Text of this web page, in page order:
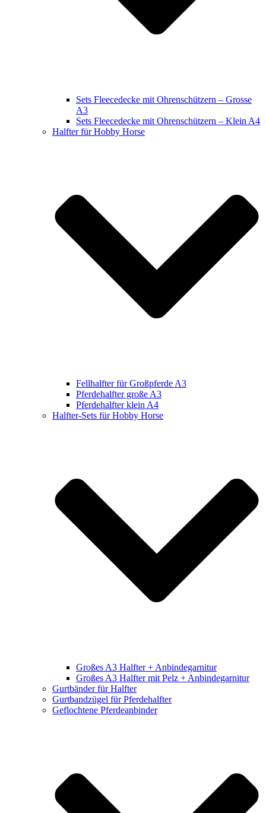
Sets Fleecedecke mit Ohrenschützern – Grosse
A3
Sets Fleecedecke mit Ohrenschützern – Klein A4
Halfter für Hobby Horse
Fellhalfter für Großpferde A3
Pferdehalfter große A3
Pferdehalfter klein A4
Halfter-Sets für Hobby Horse
Großes A3 Halfter + Anbindegarnitur
Großes A3 Halfter mit Pelz + Anbindegarnitur
Gurtbänder für Halfter
Gurtbandzügel für Pferdehalfter
Geflochtene Pferdeanbinder